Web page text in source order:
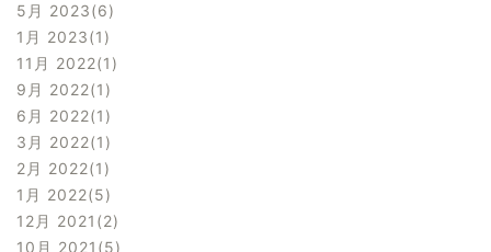
5月 2023 6
1月 2023 1
11月 2022 1
9月 2022 1
6月 2022 1
3月 2022 1
2月 2022 1
1月 2022 5
12月 2021 2
10月 2021 5